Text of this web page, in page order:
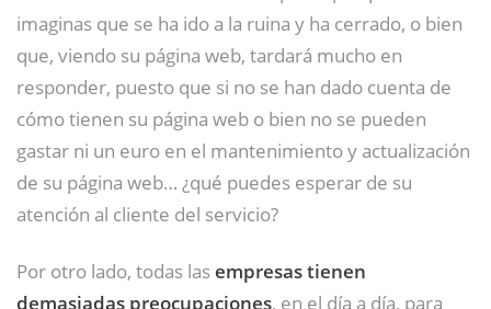
imaginas que se ha ido a la ruina y ha cerrado, o bien
que, viendo su página web, tardará mucho en
responder, puesto que si no se han dado cuenta de
cómo tienen su página web o bien no se pueden
gastar ni un euro en el mantenimiento y actualización
de su página web… ¿qué puedes esperar de su
atención al cliente del servicio?
Por otro lado, todas lasempresas tienen
demasiadas preocupaciones, en el día a día, para